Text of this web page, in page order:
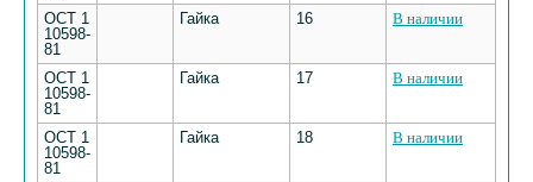
ОСТ 1
10598-
81
Гайка 16 В наличии
ОСТ 1
10598-
81
Гайка 17 В наличии
ОСТ 1
10598-
81
Гайка 18 В наличии